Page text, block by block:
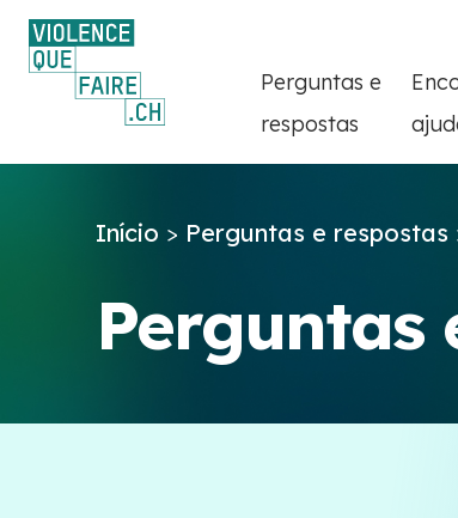
Perguntas e
respostas
Início > Perguntas e respostas